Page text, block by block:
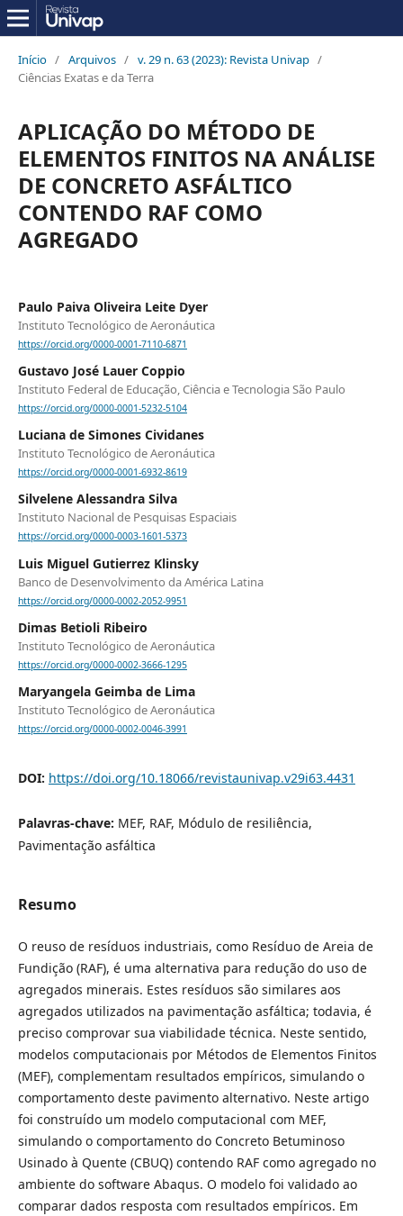
Início / Arquivos / v. 29 n. 63 (2023): Revista Univap /
Ciências Exatas e da Terra
APLICAÇÃO DO MÉTODO DE
ELEMENTOS FINITOS NA ANÁLISE
DE CONCRETO ASFÁLTICO
CONTENDO RAF COMO
AGREGADO
Paulo Paiva Oliveira Leite Dyer
Instituto Tecnológico de Aeronáutica
https://orcid.org/0000-0001-7110-6871
Gustavo José Lauer Coppio
Instituto Federal de Educação, Ciência e Tecnologia São Paulo
https://orcid.org/0000-0001-5232-5104
Luciana de Simones Cividanes
Instituto Tecnológico de Aeronáutica
https://orcid.org/0000-0001-6932-8619
Silvelene Alessandra Silva
Instituto Nacional de Pesquisas Espaciais
https://orcid.org/0000-0003-1601-5373
Luis Miguel Gutierrez Klinsky
Banco de Desenvolvimento da América Latina
https://orcid.org/0000-0002-2052-9951
Dimas Betioli Ribeiro
Instituto Tecnológico de Aeronáutica
https://orcid.org/0000-0002-3666-1295
Maryangela Geimba de Lima
Instituto Tecnológico de Aeronáutica
https://orcid.org/0000-0002-0046-3991
DOI: https://doi.org/10.18066/revistaunivap.v29i63.4431
Palavras-chave: MEF, RAF, Módulo de resiliência,
Pavimentação asfáltica
Resumo
O reuso de resíduos industriais, como Resíduo de Areia de
Fundição (RAF), é uma alternativa para redução do uso de
agregados minerais. Estes resíduos são similares aos
agregados utilizados na pavimentação asfáltica; todavia, é
preciso comprovar sua viabilidade técnica. Neste sentido,
modelos computacionais por Métodos de Elementos Finitos
(MEF), complementam resultados empíricos, simulando o
comportamento deste pavimento alternativo. Neste artigo
foi construído um modelo computacional com MEF,
simulando o comportamento do Concreto Betuminoso
Usinado à Quente (CBUQ) contendo RAF como agregado no
ambiente do software Abaqus. O modelo foi validado ao
comparar dados resposta com resultados empíricos. Em